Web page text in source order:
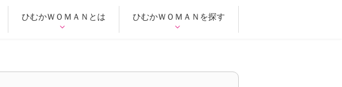
ひむかＷＯＭＡＮとは ひむかＷＯＭＡＮを探す